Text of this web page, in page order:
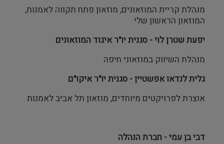
מנהלת קריית המוזאונים, מוזאון פתח תקווה לאמנות,
המוזאון הראשון שלי
יפעת שטרן לוי - סגנית יו"ר איגוד המוזאונים
מנהלת השיווק במוזאוני חיפה
גלית לנדאו אפשטיין - סגנית יו"ר איקו"ם
אוצרת לפרויקטים מיוחדים, מוזאון תל אביב לאמנות
דבי בן עמי - חברת הנהלה